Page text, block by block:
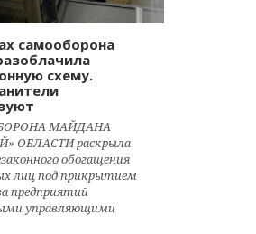
самооборона
схему.
МАЙДАНА
ОБЛАСТИ раскрыла
обогащения
лиц под прикрытием
предприятий
управляющими